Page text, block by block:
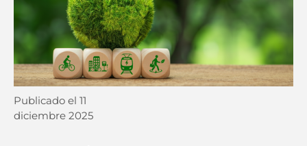
Publicado el 11
diciembre 2025